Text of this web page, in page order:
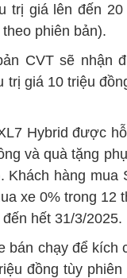
trị giá lên đến
phiên bản).
CVT sẽ nhận
giá 10 triệu
Hybrid được
và quà tặng
hàng mua
xe 0% trong 12
hết 31/3/2025.
bán chạy để kích
đồng tùy phiên